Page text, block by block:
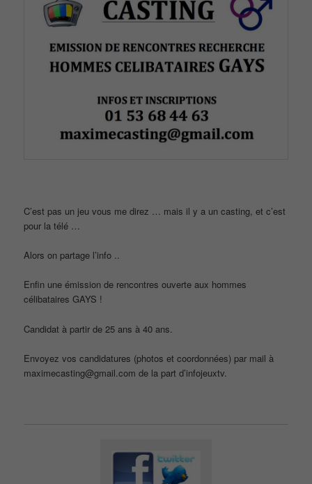
C’est pas un jeu vous me direz … mais il y a un casting, et c’est
pour la télé …
Alors on partage l’info ..
Enfin une émission de rencontres ouverte aux hommes
célibataires GAYS !
Candidat à partir de 25 ans à 40 ans.
Envoyez vos candidatures (photos et coordonnées) par mail à
maximecasting@gmail.com de la part d’infojeuxtv.